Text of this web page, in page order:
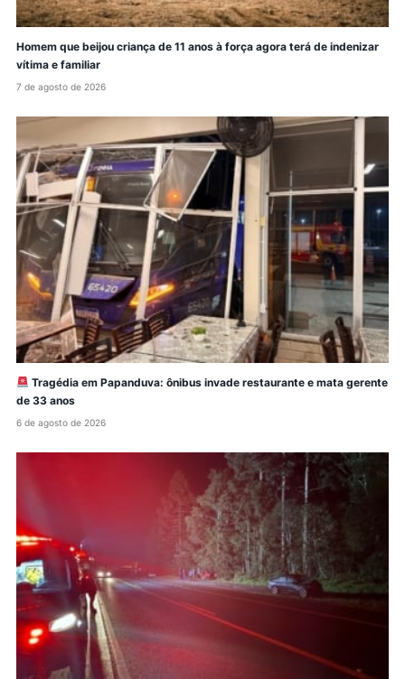
Homem que beijou criança de 11 anos à força agora terá de indenizar
vítima e familiar
7 de agosto de 2026
Tragédia em Papanduva: ônibus invade restaurante e mata gerente
de 33 anos
6 de agosto de 2026